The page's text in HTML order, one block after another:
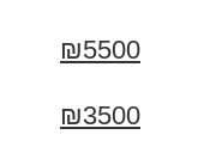
₪5500
₪3500